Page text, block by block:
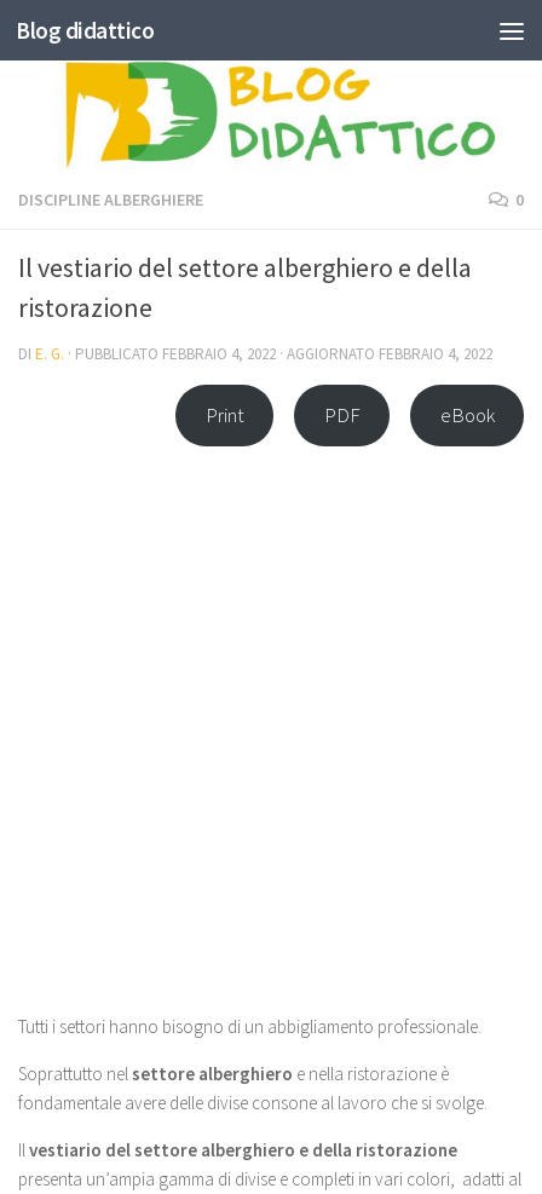
Skip to content
Blog didattico
DISCIPLINE ALBERGHIERE 0
Il vestiario del settore alberghiero e della
ristorazione
DI E. G. · PUBBLICATO FEBBRAIO 4, 2022 · AGGIORNATO FEBBRAIO 4, 2022
Print PDF eBook
Tutti i settori hanno bisogno di un abbigliamento professionale.
Soprattutto nel settore alberghiero e nella ristorazione è
fondamentale avere delle divise consone al lavoro che si svolge.
Il vestiario del settore alberghiero e della ristorazione
presenta un’ampia gamma di divise e completi in vari colori, adatti al